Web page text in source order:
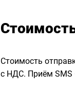
Стоимость
с НДС. Приём SMS